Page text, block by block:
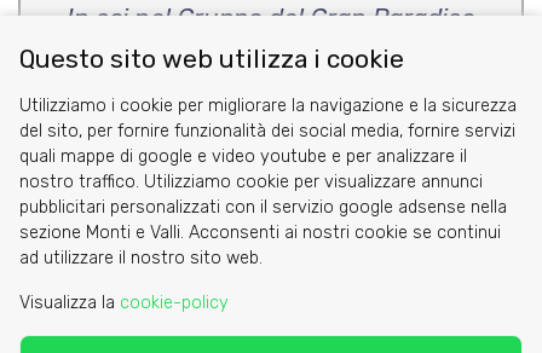
In sci nel Gruppo del Gran Paradiso
di Carlo Crovella
Cookie
Privacy Policy
Area riservata
Questo sito web utilizza i cookie
Utilizziamo i cookie per migliorare la navigazione e la sicurezza
del sito, per fornire funzionalità dei social media, fornire servizi
quali mappe di google e video youtube e per analizzare il
nostro traffico. Utilizziamo cookie per visualizzare annunci
pubblicitari personalizzati con il servizio google adsense nella
sezione Monti e Valli. Acconsenti ai nostri cookie se continui
ad utilizzare il nostro sito web.
Visualizza la cookie-policy